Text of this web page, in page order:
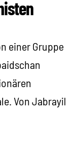
einer Gruppe
Von Jabrayil